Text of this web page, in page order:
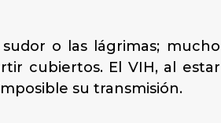
sudor o las lágrimas; mucho
cubiertos. El VIH, al estar
su transmisión.